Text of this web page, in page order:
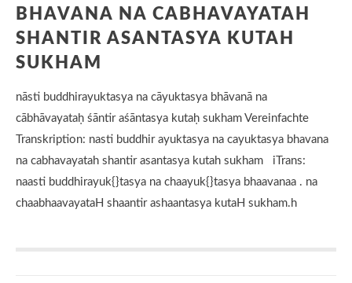
BHAVANA NA CABHAVAYATAH
SHANTIR ASANTASYA KUTAH
SUKHAM
nāsti buddhirayuktasya na cāyuktasya bhāvanā na
cābhāvayataḥ śāntir aśāntasya kutaḥ sukham Vereinfachte
Transkription: nasti buddhir ayuktasya na cayuktasya bhavana
na cabhavayatah shantir asantasya kutah sukham iTrans:
naasti buddhirayuk{}tasya na chaayuk{}tasya bhaavanaa . na
chaabhaavayataH shaantir ashaantasya kutaH sukham.h